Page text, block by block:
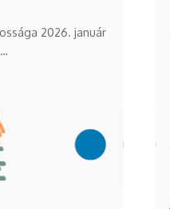
2026. január